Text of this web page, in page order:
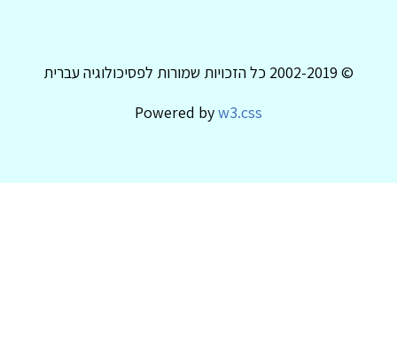
© 2002-2019 כל הזכויות שמורות לפסיכולוגיה עברית
Powered byw3.css